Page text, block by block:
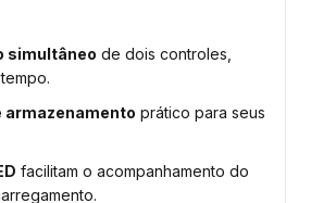
simultâneo de dois controles,
armazenamento prático para seus
facilitam o acompanhamento do